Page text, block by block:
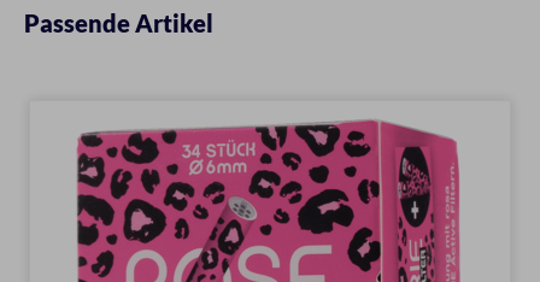
Passende Artikel